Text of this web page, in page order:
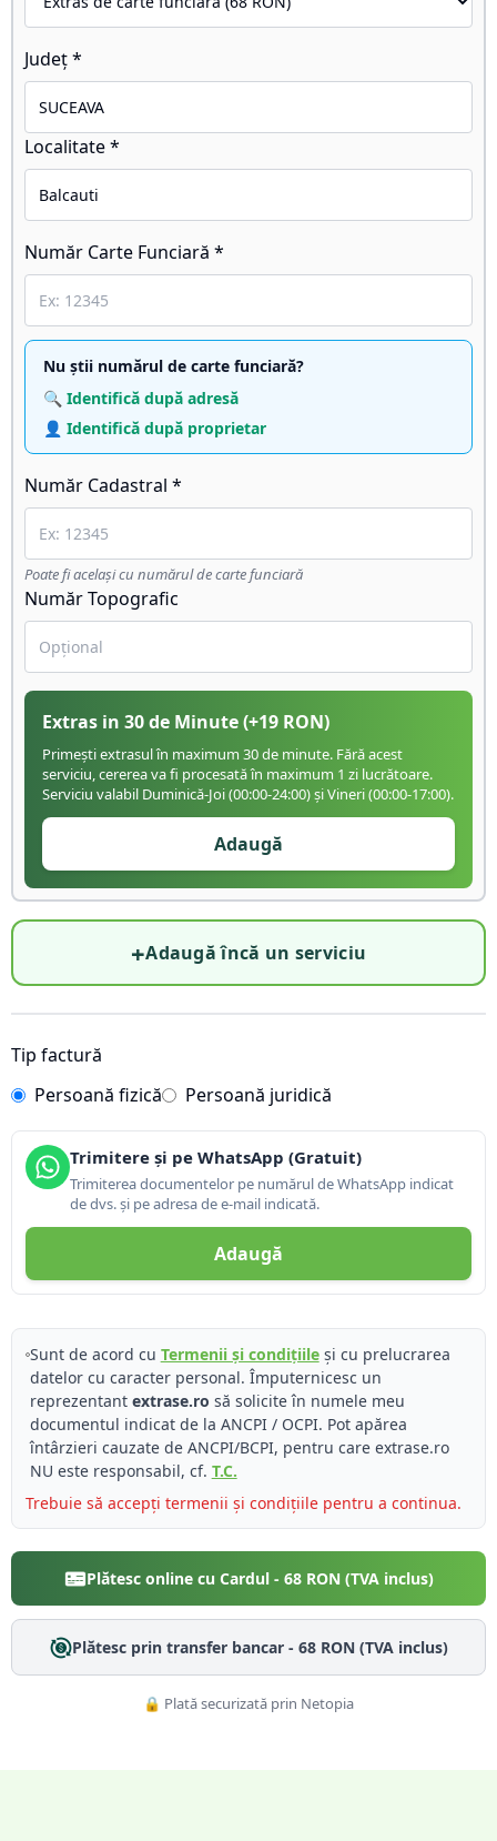
Județ *
Localitate *
Număr Carte Funciară *
Nu știi numărul de carte funciară?
🔍 Identifică după adresă
👤 Identifică după proprietar
Număr Cadastral *
Poate fi același cu numărul de carte funciară
Număr Topografic
Extras in 30 de Minute(+19 RON)
Primești extrasul în maximum 30 de minute. Fără acest
serviciu, cererea va fi procesată în maximum 1 zi lucrătoare.
Serviciu valabil Duminică-Joi (00:00-24:00) și Vineri (00:00-17:00).
Adaugă
+Adaugă încă un serviciu
Tip factură
Persoană fizică
Persoană juridică
Trimitere și pe WhatsApp (Gratuit)
Trimiterea documentelor pe numărul de WhatsApp indicat
de dvs. și pe adresa de e-mail indicată.
Adaugă
Sunt de acord cu Termenii și condițiileși cu prelucrarea
datelor cu caracter personal. Împuternicesc un
reprezentant extrase.ro să solicite în numele meu
documentul indicat de la ANCPI / OCPI. Pot apărea
întârzieri cauzate de ANCPI/BCPI, pentru care extrase.ro
NU este responsabil, cf. T.C.
Trebuie să accepți termenii și condițiile pentru a continua.
Plătesc online cu Cardul - 68RON (TVA inclus)
Plătesc prin transfer bancar - 68RON (TVA inclus)
🔒 Plată securizată prin Netopia